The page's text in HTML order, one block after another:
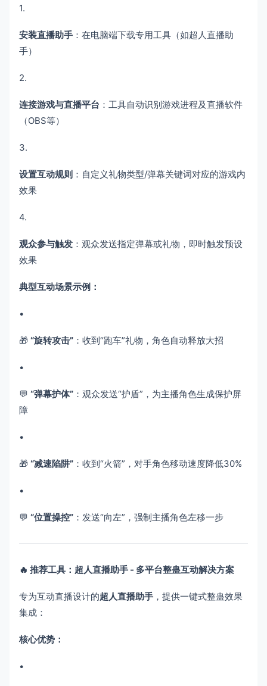
1.
安装直播助手 ​：在电脑端下载专用工具（如超人直播助
手）
2.
连接游戏与直播平台 ​：工具自动识别游戏进程及直播软件
（OBS等）
3.
设置互动规则 ​：自定义礼物类型/弹幕关键词对应的游戏内
效果
4.
观众参与触发 ​：观众发送指定弹幕或礼物，即时触发预设
效果
典型互动场景示例：​
•
🎁 ​ ​“旋转攻击”​ ​：收到“跑车”礼物，角色自动释放大招
•
💬 ​ ​“弹幕护体”​ ​：观众发送“护盾”，为主播角色生成保护屏
障
•
🎁 ​ ​“减速陷阱”​ ​：收到“火箭”，对手角色移动速度降低30%
•
💬 ​ ​“位置操控”​ ​：发送“向左”，强制主播角色左移一步
🔥 推荐工具：超人直播助手 - 多平台整蛊互动解决方案
专为互动直播设计的超人直播助手 ，提供一键式整蛊效果
集成：
核心优势：​
•